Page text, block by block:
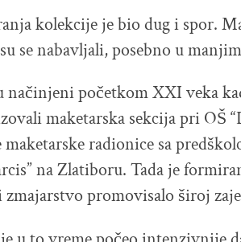
kolekcije je bio dug i spor.
se nabavljali, posebno u
načinjeni početkom XXI veka
maketarska sekcija pri OŠ
radionice sa
na Zlatiboru. Tada je
zmajarstvo promovisalo široj